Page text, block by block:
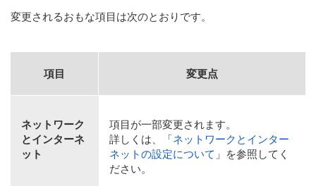
変更されるおもな項目は次のとおりです。
項目 変更点
ネットワーク
とインターネ
ット
項目が一部変更されます。
詳しくは、「ネットワークとインター
ネットの設定について 」を参照してく
ださい。